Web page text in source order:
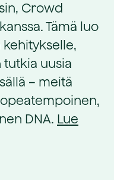
Crowd
Tämä luo
uusia
– meitä
DNA. Lue